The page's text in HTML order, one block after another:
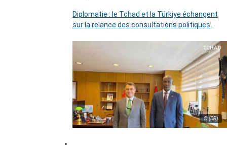
Diplomatie : le Tchad et la Türkiye échangent
sur la relance des consultations politiques
© (DR)